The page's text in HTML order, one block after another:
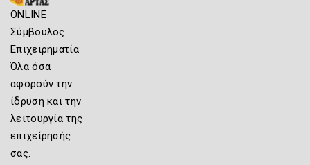
ONLINE
Σύμβουλος
Επιχειρηματία
Όλα όσα
αφορούν την
ίδρυση και την
λειτουργία της
επιχείρησής
σας.